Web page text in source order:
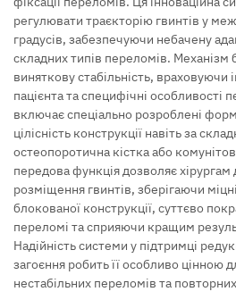
регулювати траєкторію гвинтів у
градусів, забезпечуючи небачену
складних типів переломів. Механізм
виняткову стабільність, враховуючи
пацієнта та специфічні особливості
включає спеціально розроблені
цілісність конструкції навіть за
остеопоротична кістка або
передова функція дозволяє
розміщення гвинтів, зберігаючи
блокованої конструкції, суттєво
переломі та сприяючи кращим
Надійність системи у підтримці
загоєння робить її особливо цінною
нестабільних переломів та